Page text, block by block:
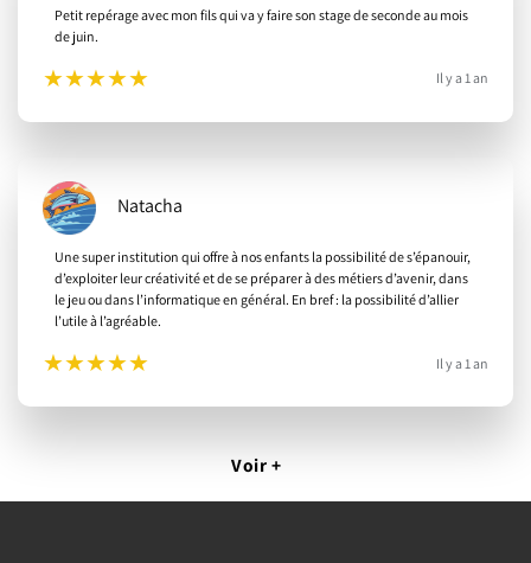
Petit repérage avec mon fils qui va y faire son stage de seconde au mois
de juin.
★★★★★ Il y a 1 an
Natacha
Une super institution qui offre à nos enfants la possibilité de s’épanouir,
d’exploiter leur créativité et de se préparer à des métiers d’avenir, dans
le jeu ou dans l’informatique en général. En bref : la possibilité d’allier
l’utile à l’agréable.
★★★★★ Il y a 1 an
Voir +